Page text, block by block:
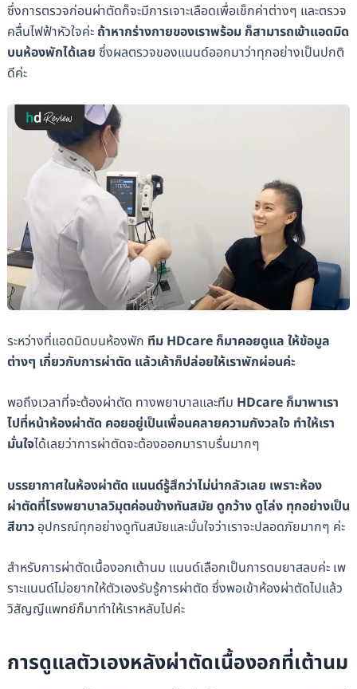
ซึ่งการตรวจก่อนผ่าตัดก็จะมีการเจาะเลือดเพื่อเช็กค่าต่างๆ และตรวจ
คลื่นไฟฟ้าหัวใจค่ะ ถ้าหากร่างกายของเราพร้อม ก็สามารถเข้าแอดมิด
บนห้องพักได้เลย ซึ่งผลตรวจของแนนด์ออกมาว่าทุกอย่างเป็นปกติ
ดีค่ะ
ระหว่างที่แอดมิดบนห้องพัก ทีม HDcare ก็มาคอยดูแล ให้ข้อมูล
ต่างๆ เกี่ยวกับการผ่าตัด แล้วเค้าก็ปล่อยให้เราพักผ่อนค่ะ
พอถึงเวลาที่จะต้องผ่าตัด ทางพยาบาลและทีม HDcare ก็มาพาเรา
ไปที่หน้าห้องผ่าตัด คอยอยู่เป็นเพื่อนคลายความกังวลใจ ทำให้เรา
มั่นใจได้เลยว่าการผ่าตัดจะต้องออกมาราบรื่นมากๆ
บรรยากาศในห้องผ่าตัด แนนด์รู้สึกว่าไม่น่ากลัวเลย เพราะห้อง
ผ่าตัดที่โรงพยาบาลวิมุตค่อนข้างทันสมัย ดูกว้าง ดูโล่ง ทุกอย่างเป็น
สีขาว อุปกรณ์ทุกอย่างดูทันสมัยและมั่นใจว่าเราจะปลอดภัยมากๆ ค่ะ
สำหรับการผ่าตัดเนื้องอกเต้านม แนนด์เลือกเป็นการดมยาสลบค่ะ เพ
ราะแนนด์ไม่อยากให้ตัวเองรับรู้การผ่าตัด ซึ่งพอเข้าห้องผ่าตัดไปแล้ว
วิสัญญีแพทย์ก็มาทำให้เราหลับไปค่ะ
การดูแลตัวเองหลังผ่าตัดเนื้องอกที่เต้านม